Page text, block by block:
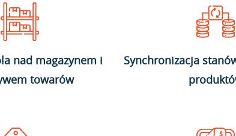
nad magazynem i
towarów
Synchronizacja